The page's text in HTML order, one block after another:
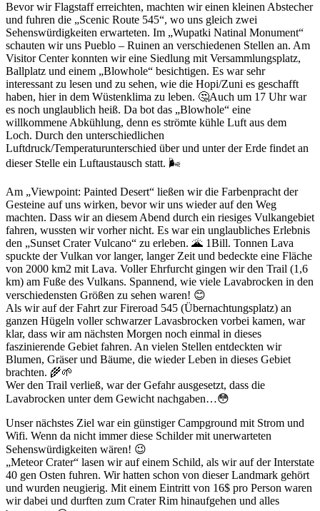
Bevor wir Flagstaff erreichten, machten wir einen kleinen Abstecher
und fuhren die „Scenic Route 545“, wo uns gleich zwei
Sehenswürdigkeiten erwarteten. Im „Wupatki Natinal Monument“
schauten wir uns Pueblo – Ruinen an verschiedenen Stellen an. Am
Visitor Center konnten wir eine Siedlung mit Versammlungsplatz,
Ballplatz und einem „Blowhole“ besichtigen. Es war sehr
interessant zu lesen und zu sehen, wie die Hopi/Zuni es geschafft
haben, hier in dem Wüstenklima zu leben. 🤔Auch um 17 Uhr war
es noch unglaublich heiß. Da bot das „Blowhole“ eine
willkommene Abkühlung, denn es strömte kühle Luft aus dem
Loch. Durch den unterschiedlichen
Luftdruck/Temperaturunterschied über und unter der Erde findet an
dieser Stelle ein Luftaustausch statt. 🌬
Am „Viewpoint: Painted Desert“ ließen wir die Farbenpracht der
Gesteine auf uns wirken, bevor wir uns wieder auf den Weg
machten. Dass wir an diesem Abend durch ein riesiges Vulkangebiet
fahren, wussten wir vorher nicht. Es war ein unglaubliches Erlebnis
den „Sunset Crater Vulcano“ zu erleben. 🌋 1Bill. Tonnen Lava
spuckte der Vulkan vor langer, langer Zeit und bedeckte eine Fläche
von 2000 km2 mit Lava. Voller Ehrfurcht gingen wir den Trail (1,6
km) am Fuße des Vulkans. Spannend, wie viele Lavabrocken in den
verschiedensten Größen zu sehen waren! 😊
Als wir auf der Fahrt zur Fireroad 545 (Übernachtungsplatz) an
ganzen Hügeln voller schwarzer Lavasbrocken vorbei kamen, war
klar, dass wir am nächsten Morgen noch einmal in dieses
faszinierende Gebiet fahren. An vielen Stellen entdeckten wir
Blumen, Gräser und Bäume, die wieder Leben in dieses Gebiet
brachten. 🌾🌱
Wer den Trail verließ, war der Gefahr ausgesetzt, dass die
Lavabrocken unter dem Gewicht nachgaben…😳
Unser nächstes Ziel war ein günstiger Campground mit Strom und
Wifi. Wenn da nicht immer diese Schilder mit unerwarteten
Sehenswürdigkeiten wären! 😉
„Meteor Crater“ lasen wir auf einem Schild, als wir auf der Interstate
40 gen Osten fuhren. Wir hatten schon von dieser Landmark gehört
und wurden neugierig. Mit einem Eintritt von 16$ pro Person waren
wir dabei und durften zum Crater Rim hinaufgehen und alles